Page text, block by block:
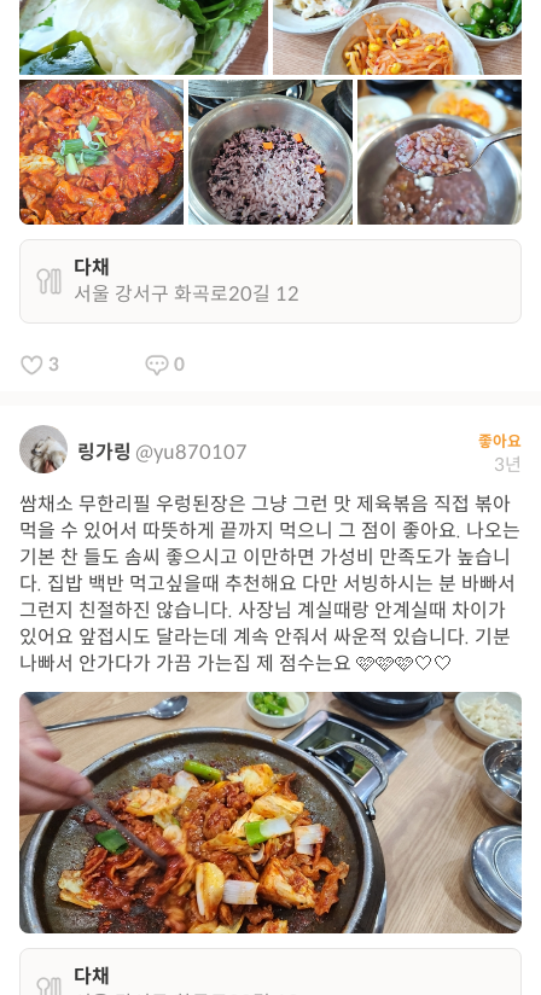
다채
서울 강서구 화곡로20길 12
3 0
링가링 @yu870107 좋아요
3년
쌈채소 무한리필 우렁된장은 그냥 그런 맛 제육볶음 직접 볶아
먹을 수 있어서 따뜻하게 끝까지 먹으니 그 점이 좋아요. 나오는
기본 찬 들도 솜씨 좋으시고 이만하면 가성비 만족도가 높습니
다. 집밥 백반 먹고싶을때 추천해요 다만 서빙하시는 분 바빠서
그런지 친절하진 않습니다. 사장님 계실때랑 안계실때 차이가
있어요 앞접시도 달라는데 계속 안줘서 싸운적 있습니다. 기분
나빠서 안가다가 가끔 가는집 제 점수는요 🩷🩷🩷🤍🤍
다채